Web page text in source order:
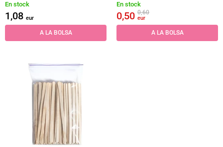
En stock
1,08 eur
A LA BOLSA
En stock
0,50 0,60
eur
A LA BOLSA